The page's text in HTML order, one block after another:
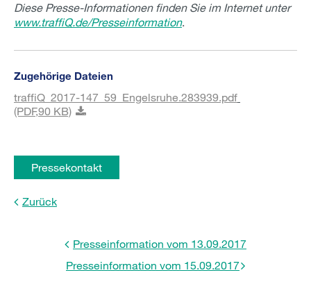
Diese Presse-Informationen finden Sie im Internet unter
www.traffiQ.de/Presseinformation.
Zugehörige Dateien
traffiQ_2017-147_59_Engelsruhe.283939.pdf
(PDF,90 KB)
Pressekontakt
Zurück
Presseinformation vom 13.09.2017
Presseinformation vom 15.09.2017